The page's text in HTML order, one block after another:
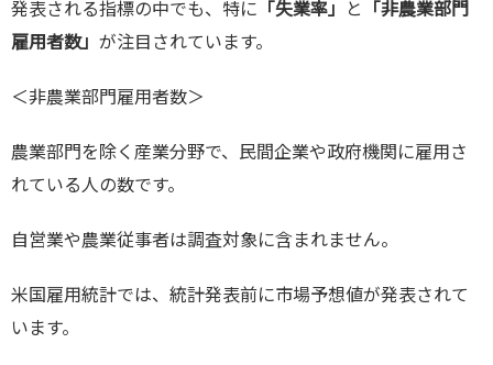
発表される指標の中でも、特に 「失業率」 と
「非農業部門
雇用者数」 が注目されています。
＜非農業部門雇用者数＞
農業部門を除く産業分野で、民間企業や政府機関に雇用さ
れている人の数です。
自営業や農業従事者は調査対象に含まれません。
米国雇用統計では、統計発表前に市場予想値が発表されて
います。